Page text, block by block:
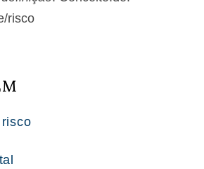
risco